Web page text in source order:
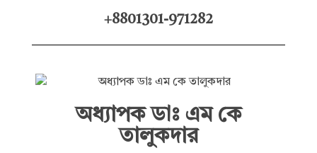
+8801301-971282
অধ্যাপক ডাঃ এম কে
তালুকদার